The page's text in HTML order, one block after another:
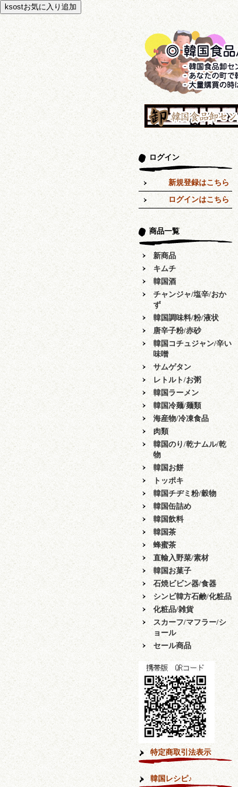
ログイン
新規登録はこちら
ログインはこちら
商品一覧
新商品
キムチ
韓国酒
チャンジャ/塩辛/おか
ず
韓国調味料/粉/液状
唐辛子粉/赤砂
韓国コチュジャン/辛い
味噌
サムゲタン
レトルト/お粥
韓国ラーメン
韓国冷麺/麺類
海産物/冷凍食品
肉類
韓国のり/乾ナムル/乾
物
韓国お餅
トッポキ
韓国チヂミ粉/穀物
韓国缶詰め
韓国飲料
韓国茶
蜂蜜茶
直輸入野菜/素材
韓国お菓子
石焼ビビン器/食器
シンビ韓方石鹸/化粧品
化粧品/雑貨
スカーフ/マフラー/シ
ョール
セール商品
特定商取引法表示
韓国レシピ♪